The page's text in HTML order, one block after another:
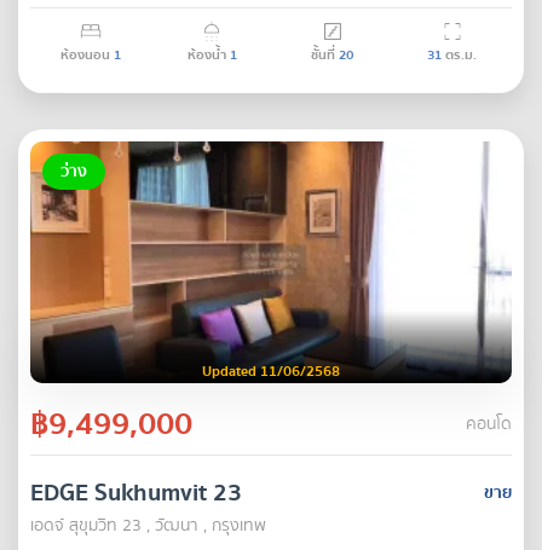
ห้องนอน 1 ห้องน้ำ 1 ชั้นที่20 31ตร.ม.
ว่าง
Updated 11/06/2568
฿9,499,000 คอนโด
ขาย
EDGE Sukhumvit 23
เอดจ์ สุขุมวิท 23 , วัฒนา , กรุงเทพ